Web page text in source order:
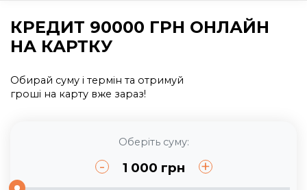
КРЕДИТ 90000 ГРН ОНЛАЙН
НА КАРТКУ
Обирай суму і термін та отримуй
гроші на карту вже зараз!
Оберіть суму:
- 1 000 грн +